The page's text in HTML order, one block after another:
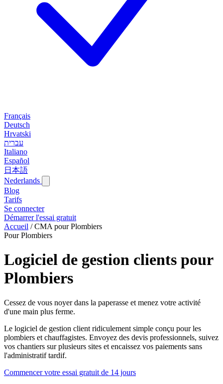
Français
Deutsch
Hrvatski
עברית
Italiano
Español
日本語
Nederlands
Blog‎
Tarifs
Se connecter
Démarrer l'essai gratuit
Accueil / CMA pour Plombiers
Pour Plombiers
Logiciel de gestion clients pour
Plombiers
Cessez de vous noyer dans la paperasse et menez votre activité
d'une main plus ferme.
Le logiciel de gestion client ridiculement simple conçu pour les
plombiers et chauffagistes. Envoyez des devis professionnels, suivez
vos chantiers sur plusieurs sites et encaissez vos paiements sans
l'administratif tardif.
Commencer votre essai gratuit de 14 jours